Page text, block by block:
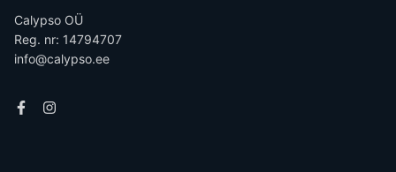
Calypso OÜ
Reg. nr: 14794707
info@calypso.ee